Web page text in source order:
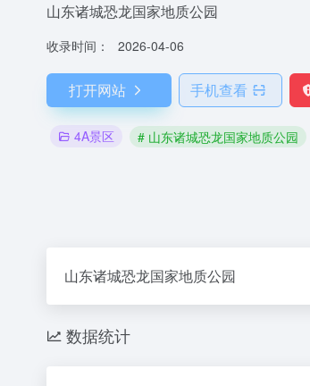
山东诸城恐龙国家地质公园
收录时间： 2026-04-06
打开网站 手机查看
4A景区 # 山东诸城恐龙国家地质公园
山东诸城恐龙国家地质公园
数据统计